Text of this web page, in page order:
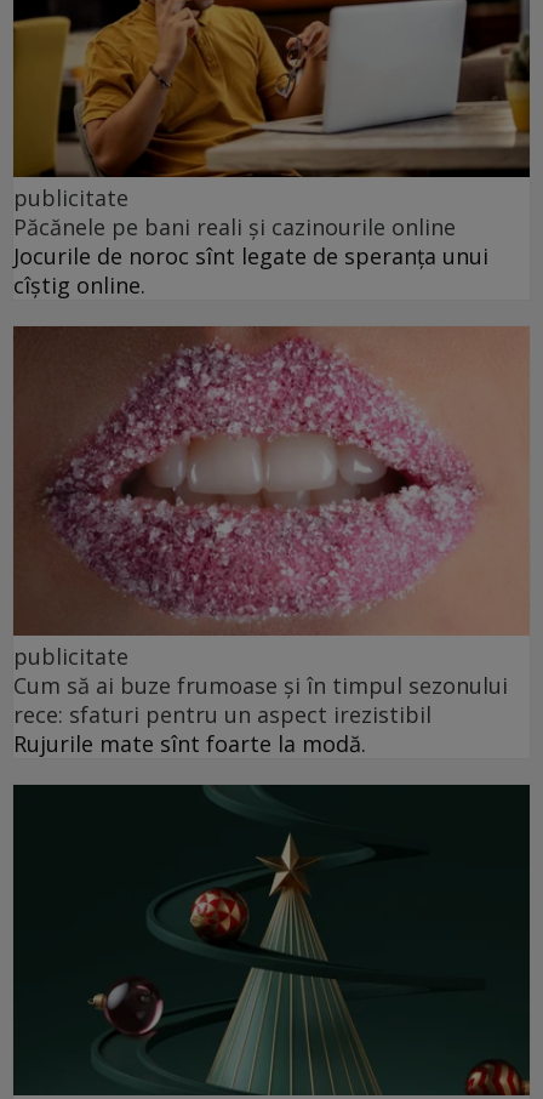
publicitate
Păcănele pe bani reali și cazinourile online
Jocurile de noroc sînt legate de speranța unui
cîștig online.
publicitate
Cum să ai buze frumoase şi în timpul sezonului
rece: sfaturi pentru un aspect irezistibil
Rujurile mate sînt foarte la modă.